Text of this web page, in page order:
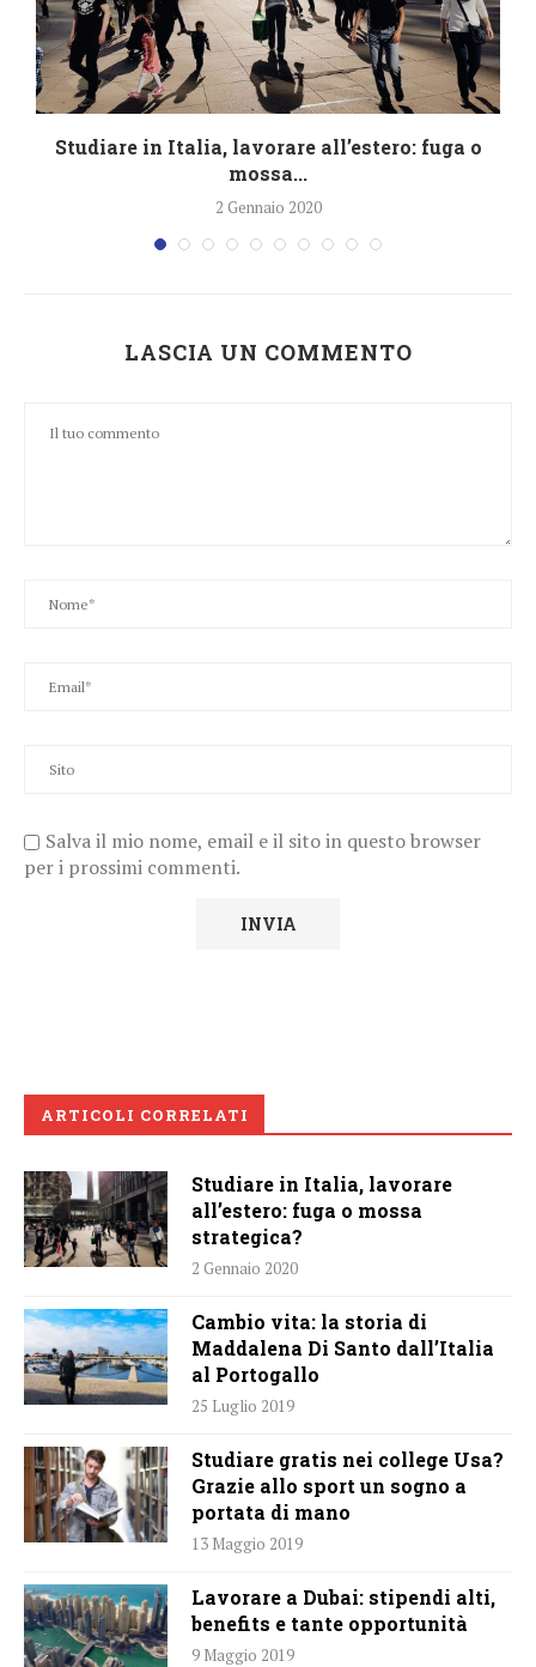
Studiare in Italia, lavorare all’estero: fuga o
mossa...
2 Gennaio 2020
LASCIA UN COMMENTO
Salva il mio nome, email e il sito in questo browser
per i prossimi commenti.
ARTICOLI CORRELATI
Studiare in Italia, lavorare
all’estero: fuga o mossa
strategica?
2 Gennaio 2020
Cambio vita: la storia di
Maddalena Di Santo dall’Italia
al Portogallo
25 Luglio 2019
Studiare gratis nei college Usa?
Grazie allo sport un sogno a
portata di mano
13 Maggio 2019
Lavorare a Dubai: stipendi alti,
benefits e tante opportunità
9 Maggio 2019